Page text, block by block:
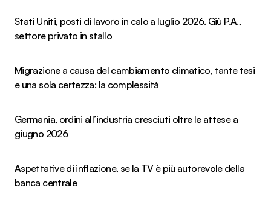
Stati Uniti, posti di lavoro in calo a luglio 2026. Giù P.A.,
settore privato in stallo
Migrazione a causa del cambiamento climatico, tante tesi
e una sola certezza: la complessità
Germania, ordini all’industria cresciuti oltre le attese a
giugno 2026
Aspettative di inflazione, se la TV è più autorevole della
banca centrale